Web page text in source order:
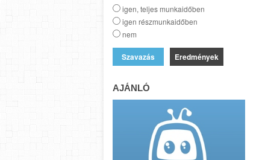
igen, teljes munkaidőben
igen részmunkaidőben
nem
Eredmények
AJÁNLÓ